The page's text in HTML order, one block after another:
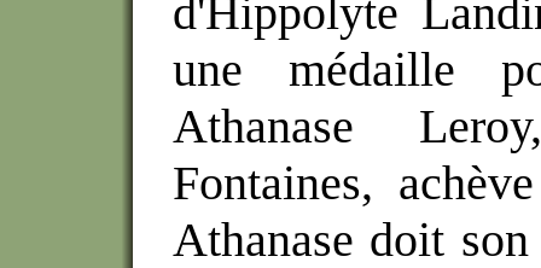
d'Hippolyte
une médaille
Athanase
Fontaines,
Athanase doit